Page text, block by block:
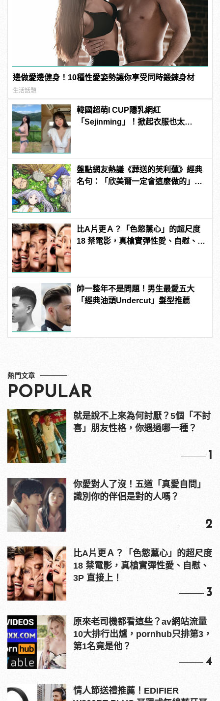
邊做愛邊健身！10種性愛姿勢讓你享受同時鍛鍊身材
生活話題
韓國超萌I CUP隱乳網紅
「Sejinming」！掀起衣服也太
盤點網友熱議《葬送的芙利蓮》經典
名句：「欣美爾一定會這麼做的」超
比A片更Ａ？「色慾薰心」的超尺度
18 禁電影，真槍實彈性愛、自慰、
帥一整年不是問題！男生最愛五大
「經典油頭Undercut」髮型推薦
熱門文章
POPULAR
就是說不上來為何討厭？5個「不討
喜」朋友性格，你遇過哪一種？
1
你愛對人了沒！五道「真愛自問」
識別你的伴侶是對的人嗎？
2
比A片更Ａ？「色慾薰心」的超尺度
18 禁電影，真槍實彈性愛、自慰、
3P 直接上！
3
原來老司機都看這些？av網站流量
10大排行出爐，pornhub只排第3，
第1名竟是他？
4
情人節送禮推薦！EDIFIER